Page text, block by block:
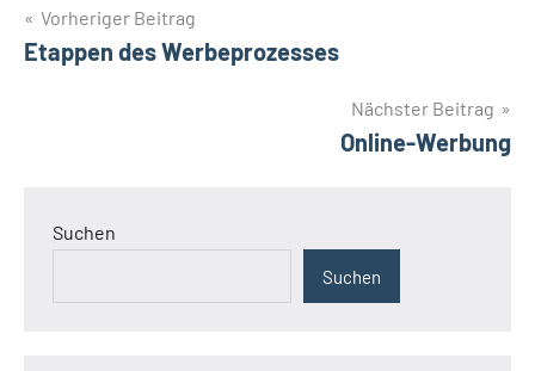
Beitragsnavigation
Vorheriger Beitrag
Etappen des Werbeprozesses
Nächster Beitrag
Online-Werbung
Suchen
Suchen